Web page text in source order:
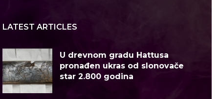
LATEST ARTICLES
U drevnom gradu Hattusa
pronađen ukras od slonovače
star 2.800 godina